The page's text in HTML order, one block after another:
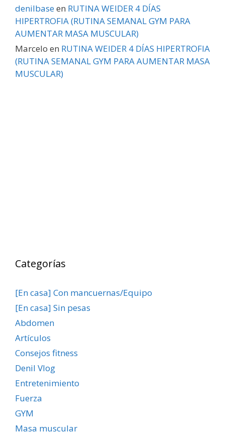
denilbaseen RUTINA WEIDER 4 DÍAS
HIPERTROFIA (RUTINA SEMANAL GYM PARA
AUMENTAR MASA MUSCULAR)
Marcelo en RUTINA WEIDER 4 DÍAS HIPERTROFIA
(RUTINA SEMANAL GYM PARA AUMENTAR MASA
MUSCULAR)
Categorías
[En casa] Con mancuernas/Equipo
[En casa] Sin pesas
Abdomen
Artículos
Consejos fitness
Denil Vlog
Entretenimiento
Fuerza
GYM
Masa muscular